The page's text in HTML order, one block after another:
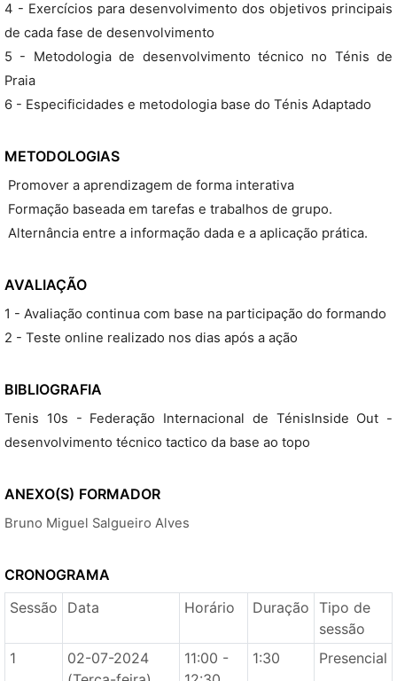
4 - Exercícios para desenvolvimento dos objetivos principais
de cada fase de desenvolvimento
5 - Metodologia de desenvolvimento técnico no Ténis de
Praia
6 - Especificidades e metodologia base do Ténis Adaptado
METODOLOGIAS
 Promover a aprendizagem de forma interativa
 Formação baseada em tarefas e trabalhos de grupo.
 Alternância entre a informação dada e a aplicação prática.
AVALIAÇÃO
1 - Avaliação continua com base na participação do formando
2 - Teste online realizado nos dias após a ação
BIBLIOGRAFIA
Tenis 10s - Federação Internacional de TénisInside Out -
desenvolvimento técnico tactico da base ao topo
ANEXO(S) FORMADOR
Bruno Miguel Salgueiro Alves
CRONOGRAMA
Sessão
Data Horário Duração Tipo de
sessão
1
02-07-2024
11:00 -
1:30 Presencial